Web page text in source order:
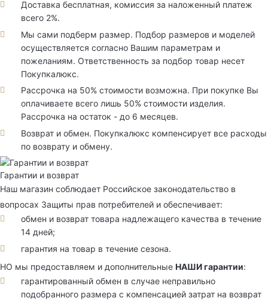
Доставка бесплатная, комиссия за наложенный платеж
всего 2%.
Мы сами подберм размер. Подбор размеров и моделей
осуществляется согласно Вашим параметрам и
пожеланиям. Ответственность за подбор товар несет
Покупкалюкс.
Рассрочка на 50% стоимости возможна. При покупке Вы
оплачиваете всего лишь 50% стоимости изделия.
Рассрочка на остаток - до 6 месяцев.
Возврат и обмен. Покупкалюкс компенсирует все расходы
по возврату и обмену.
Гарантии и возврат
Наш магазин соблюдает Российское законодательство в
вопросах Защиты прав потребителей и обеспечивает:
обмен и возврат товара надлежащего качества в течение
14 дней;
гарантия на товар в течение сезона.
НО мы предоставляем и дополнительные НАШИ гарантии:
гарантированный обмен в случае неправильно
подобранного размера с компенсацией затрат на возврат